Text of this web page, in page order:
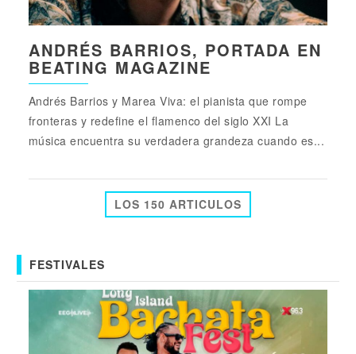
ANDRÉS BARRIOS, PORTADA EN
BEATING MAGAZINE
Andrés Barrios y Marea Viva: el pianista que rompe
fronteras y redefine el flamenco del siglo XXI La
música encuentra su verdadera grandeza cuando es...
LOS 150 ARTICULOS
FESTIVALES